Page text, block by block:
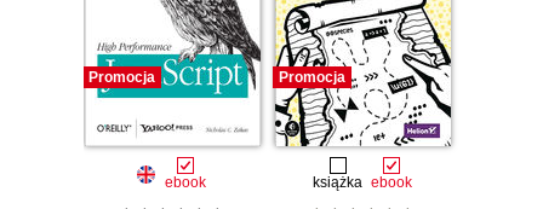
Promocja
ebook
Promocja
książka ebook